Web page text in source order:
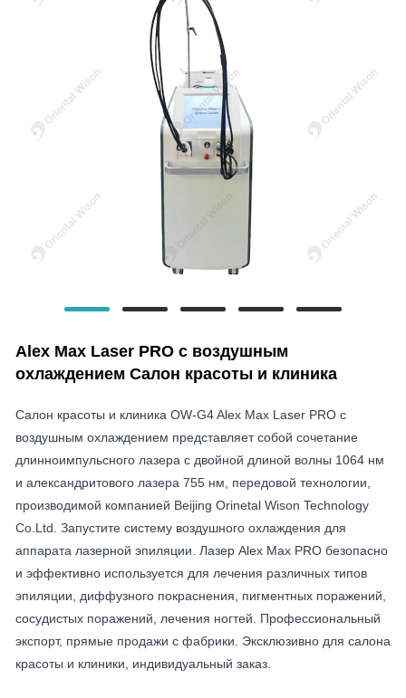
Alex Max Laser PRO с воздушным
охлаждением Салон красоты и клиника
Салон красоты и клиника OW-G4 Alex Max Laser PRO с
воздушным охлаждением представляет собой сочетание
длинноимпульсного лазера с двойной длиной волны 1064 нм
и александритового лазера 755 нм, передовой технологии,
производимой компанией Beijing Orinetal Wison Technology
Co.Ltd. Запустите систему воздушного охлаждения для
аппарата лазерной эпиляции. Лазер Alex Max PRO безопасно
и эффективно используется для лечения различных типов
эпиляции, диффузного покраснения, пигментных поражений,
сосудистых поражений, лечения ногтей. Профессиональный
экспорт, прямые продажи с фабрики. Эксклюзивно для салона
красоты и клиники, индивидуальный заказ.